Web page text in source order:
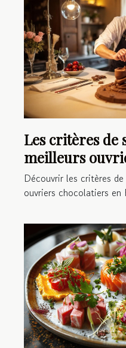
Les critères de
meilleurs
en France
Découvrir les critères
ouvriers chocolatiers en